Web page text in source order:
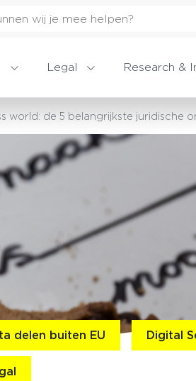
Legal Research &
world: de 5 belangrijkste juridische
delen buiten EU Digital